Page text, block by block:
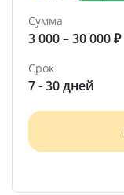
Сумма
3 000 – 30 000 ₽
Срок
7 - 30 дней